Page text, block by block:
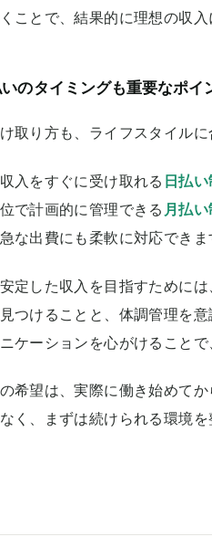
ことで、結果的に理想の収入
のタイミングも重要なポイ
取り方も、ライフスタイルに
入をすぐに受け取れる 日払い
で計画的に管理できる 月払い
な出費にも柔軟に対応できま
定した収入を目指すために
つけることと、体調管理を
ケーションを心がけること
希望は、実際に働き始めて
く、まずは続けられる環境